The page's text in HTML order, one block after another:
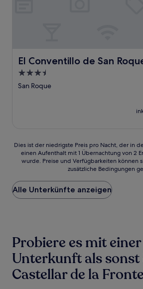
El Conventillo de San
El Conventillo de San Roque
3.5-
Sterne-
San Roque
Dies
der
Preis
pro
Nacht,
24 Stunden
für
einen
Aufenthalt
mit
Dies ist der niedrigste Preis pro Nacht, der in
einen Aufenthalt mit 1 Übernachtung von 2
wurde. Preise und Verfügbarkeiten können
zusätzliche Bedingungen
Alle Unterkünfte anzeigen
Probiere es mit
Unterkunft als sonst
Castellar de la